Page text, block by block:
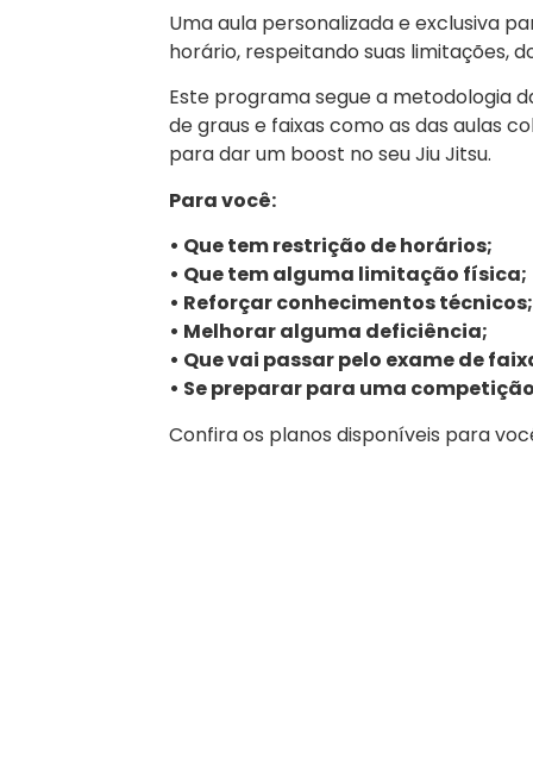
Uma aula personalizada e exclusiva
horário, respeitando suas limitações,
Este programa segue a metodologia
de graus e faixas como as das aulas
para dar um boost no seu Jiu Jitsu.
Para você:
• Que tem restrição de horários;
• Que tem alguma limitação física;
• Reforçar conhecimentos técnicos;
• Melhorar alguma deficiência;
• Que vai passar pelo exame de
• Se preparar para uma
Confira os planos disponíveis para